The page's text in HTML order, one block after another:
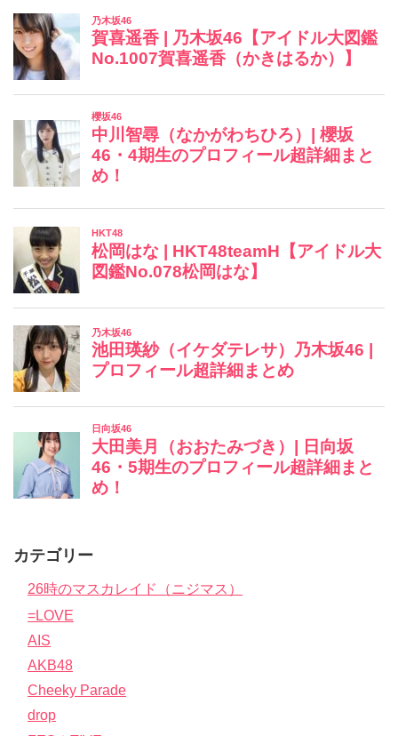
カテゴリー
26時のマスカレイド（ニジマス）
=LOVE
AIS
AKB48
Cheeky Parade
drop